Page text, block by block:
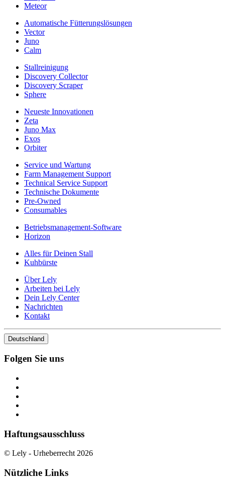
Meteor
Automatische Fütterungslösungen
Vector
Juno
Calm
Stallreinigung
Discovery Collector
Discovery Scraper
Sphere
Neueste Innovationen
Zeta
Juno Max
Exos
Orbiter
Service und Wartung
Farm Management Support
Technical Service Support
Technische Dokumente
Pre-Owned
Consumables
Betriebsmanagement-Software
Horizon
Alles für Deinen Stall
Kuhbürste
Über Lely
Arbeiten bei Lely
Dein Lely Center
Nachrichten
Kontakt
Deutschland
Folgen Sie uns
Haftungsausschluss
© Lely - Urheberrecht 2026
Nützliche Links